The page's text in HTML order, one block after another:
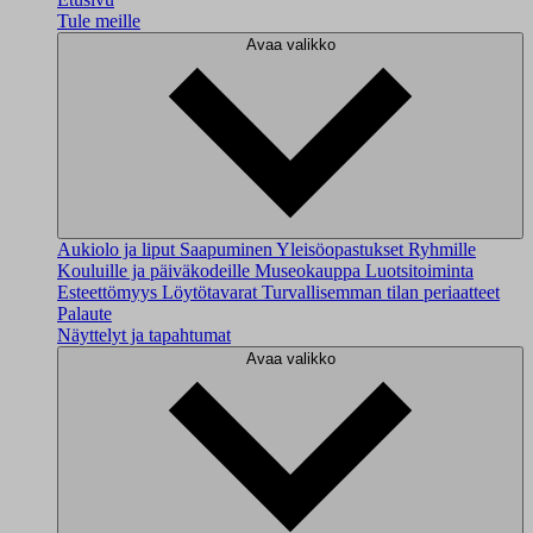
Tule meille
Avaa valikko
Aukiolo ja liput Saapuminen Yleisöopastukset Ryhmille
Kouluille ja päiväkodeille Museokauppa Luotsitoiminta
Esteettömyys Löytötavarat Turvallisemman tilan periaatteet
Palaute
Näyttelyt ja tapahtumat
Avaa valikko